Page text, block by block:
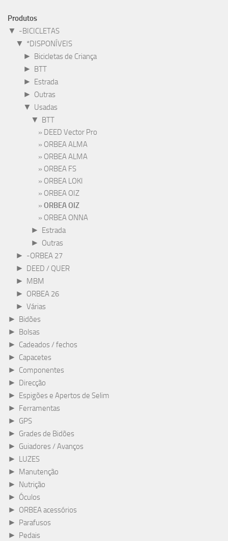
Produtos
▼ -BICICLETAS
▼ *DISPONÍVEIS
► Bicicletas de Criança
► BTT
► Estrada
► Outras
▼ Usadas
▼ BTT
DEED Vector Pro
ORBEA ALMA
ORBEA ALMA
ORBEA FS
ORBEA LOKI
ORBEA OIZ
ORBEA OIZ
ORBEA ONNA
► Estrada
► Outras
► -ORBEA 27
► DEED / QUER
► MBM
► ORBEA 26
► Várias
► Bidões
► Bolsas
► Cadeados / fechos
► Capacetes
► Componentes
► Direcção
► Espigões e Apertos de Selim
► Ferramentas
► GPS
► Grades de Bidões
► Guiadores / Avanços
► LUZES
► Manutenção
► Nutrição
► Óculos
► ORBEA acessórios
► Parafusos
► Pedais